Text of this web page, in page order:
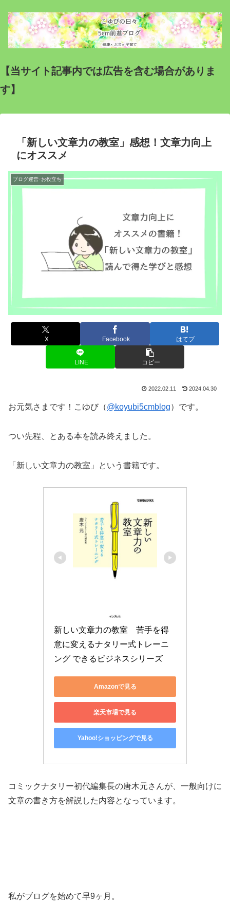
【当サイト記事内では広告を含む場合がありま
す】
「新しい文章力の教室」感想！文章力向上
にオススメ
ブログ運営･お役立ち
X Facebook はてブ
LINE コピー
2022.02.11 2024.04.30
お元気さまです！こゆび（@koyubi5cmblog）です。
つい先程、とある本を読み終えました。
「新しい文章力の教室」という書籍です。
新しい文章力の教室　苦手を得
意に変えるナタリー式トレーニ
ング できるビジネスシリーズ
Amazonで見る
楽天市場で見る
Yahoo!ショッピングで見る
コミックナタリー初代編集長の唐木元さんが、一般向けに
文章の書き方を解説した内容となっています。
私がブログを始めて早9ヶ月。